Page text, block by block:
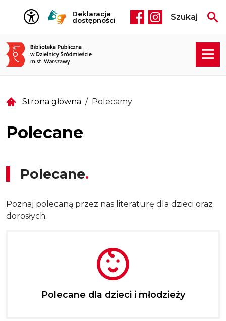
Przejdź do treści
Deklaracja
dostępności
Social media
Szukaj
Strona główna Polecamy
Polecane
Polecane
Poznaj polecaną przez nas literaturę dla dzieci oraz
dorosłych.
Polecane dla dzieci i młodzieży